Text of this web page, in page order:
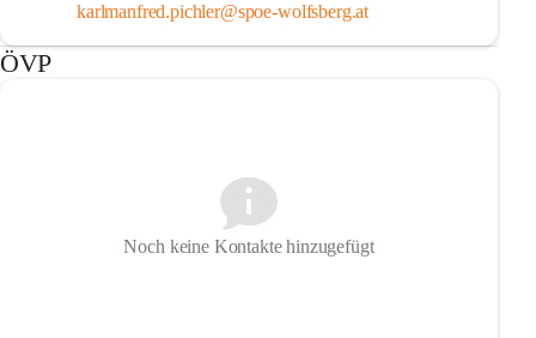
karlmanfred.pichler@spoe-wolfsberg.at
ÖVP
Noch keine Kontakte hinzugefügt